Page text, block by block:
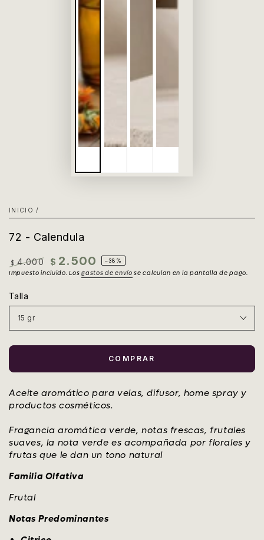
INICIO /
72 - Calendula
Precio
$ 4.000
Precio
$ 2.500 –38%
Impuesto incluido. Losgastos de envío se calculan en la pantalla de pago.
Talla
COMPRAR
Aceite aromático para velas, difusor, home spray y
productos cosméticos.
Fragancia aromática verde, notas frescas, frutales
suaves, la nota verde es acompañada por florales y
frutas que le dan un tono natural
Familia Olfativa
Frutal
Notas Predominantes